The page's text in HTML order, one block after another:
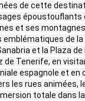
de cette
époustouflants
et ses
de la
et la Plaza de
de Tenerife, en
espagnole et en
les rues animées,
totale dans